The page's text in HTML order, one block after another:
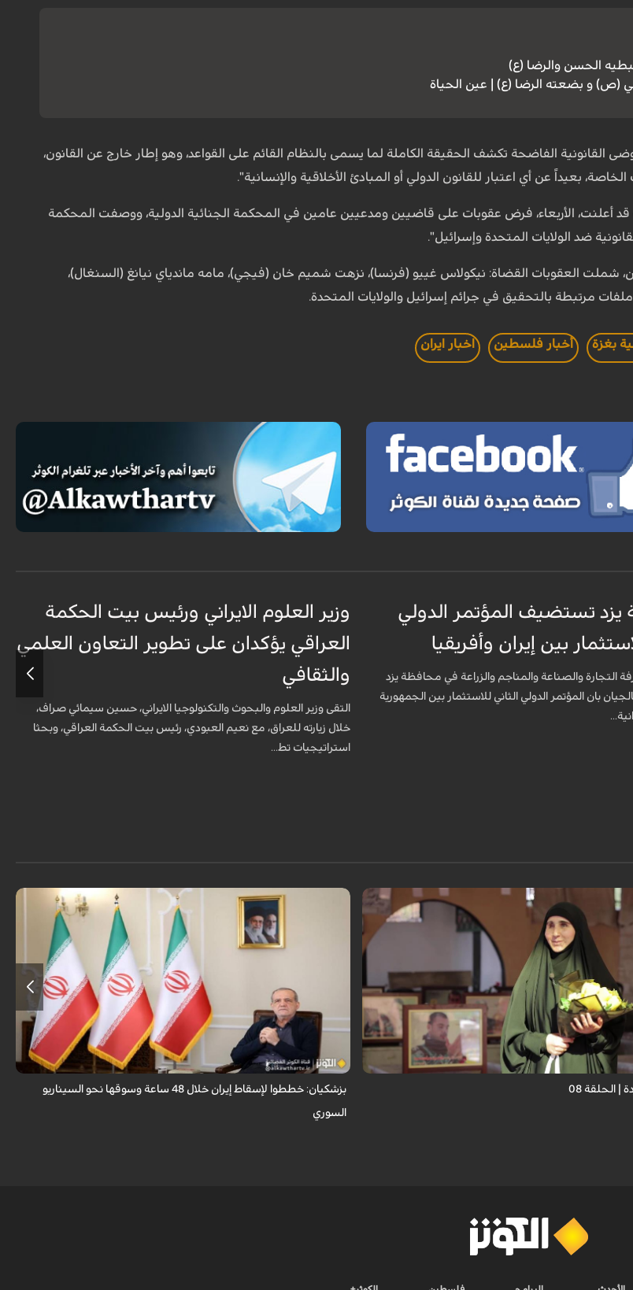
الحسن والرضا (ع)
(ص) و بضعته الرضا (ع) | عين الحياة
القانونية الفاضحة تكشف الحقيقة الكاملة لما يسمى بالنظام القائم على القواعد، وهو إطار خارج عن القانون،
بعيداً عن أي اعتبار للقانون الدولي أو المبادئ الأخلاقية والإنسانية".
قد أعلنت، الأربعاء، فرض عقوبات على قاضيين ومدعيين عامين في المحكمة الجنائية الدولية، ووصفت المحكمة
ضد الولايات المتحدة وإسرائيل".
شملت العقوبات القضاة: نيكولاس غييو (فرنسا)، نزهت شميم خان (فيجي)، مامه ماندياي نيانغ (السنغال)،
مرتبطة بالتحقيق في جرائم إسرائيل والولايات المتحدة.
بغزة أخبار فلسطين اخبار ايران
تستضيف المؤتمر الدولي
بين إيران وأفريقيا
التجارة والصناعة والمناجم والزراعة في محافظة يزد
بان المؤتمر الدولي الثاني للاستثمار بين الجمهورية
وزير العلوم الايراني ورئيس بيت الحكمة
العراقي يؤكدان على تطوير التعاون العلمي
والثقافي
التقى وزير العلوم والبحوث والتكنولوجيا الايراني، حسين سيمائي صراف،
خلال زيارته للعراق، مع نعيم العبودي، رئيس بيت الحكمة العراقي، وبحثا
استراتيجيات تط...
المجردة" هو توثيق إنسانيٌّ شجاعٌ للحياة تحت وطأة الحرب، حيث
شهاداتٍ حيّةٍ لأشخاص عايشوا التفجيرات والدمار، فنرى بعيونهم
| الحلقة 08
قال الرئيس الايراني مسعود بزشكيان ان الأعداء وضعوا خططًا وتصوروا أن
بإمكانهم السيطرة على إيران خلال 48 ساعة كما فعلوا مع سوريا.
بزشكيان: خططوا لإسقاط إيران خلال 48 ساعة وسوقها نحو السيناريو
السوري